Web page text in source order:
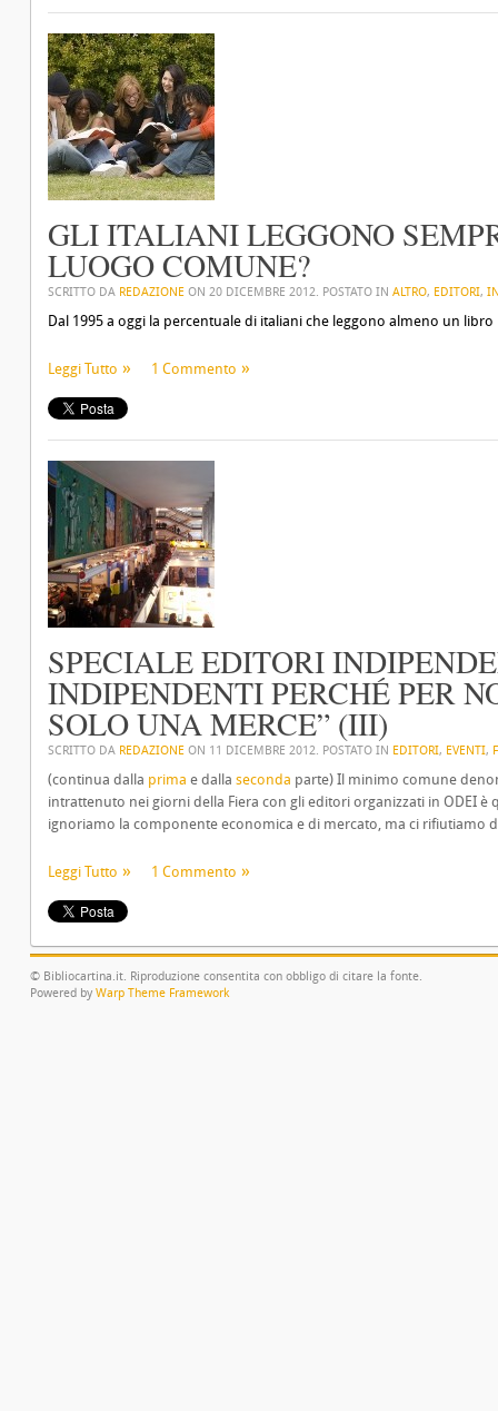
GLI ITALIANI LEGGONO
LUOGO COMUNE?
SCRITTO DA REDAZIONE ON 20 DICEMBRE 2012. POSTATO IN ALTRO, EDITORI,
Dal 1995 a oggi la percentuale di italiani che leggono almeno un libro
Leggi Tutto 1 Commento
SPECIALE EDITORI
INDIPENDENTI PERCHÉ PER
SOLO UNA MERCE” (III)
SCRITTO DA REDAZIONE ON 11 DICEMBRE 2012. POSTATO IN EDITORI, EVENTI,
(continua dalla prima e dalla seconda parte) Il minimo comune
intrattenuto nei giorni della Fiera con gli editori organizzati in ODEI
ignoriamo la componente economica e di mercato, ma ci rifiutiamo
Leggi Tutto 1 Commento
© Bibliocartina.it. Riproduzione consentita con obbligo di citare la fonte.
Powered by Warp Theme Framework